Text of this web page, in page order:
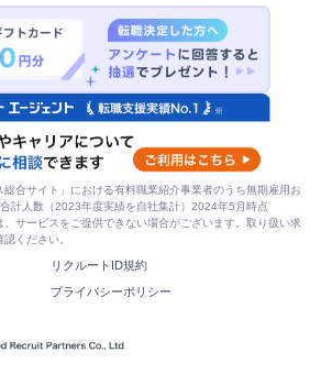
合サイト」における有料職業紹介事業者のうち無期雇用お
計人数（2023年度実績を自社集計）2024年5月時点
サービスをご提供できない場合がございます。取り扱い求
認ください。
リクルートID規約
プライバシーポリシー